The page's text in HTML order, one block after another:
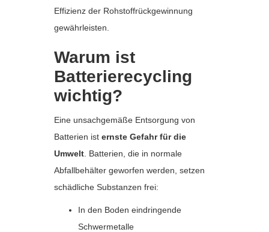
Effizienz der Rohstoffrückgewinnung
gewährleisten.
Warum ist
Batterierecycling
wichtig?
Eine unsachgemäße Entsorgung von
Batterien ist ernste Gefahr für die
Umwelt. Batterien, die in normale
Abfallbehälter geworfen werden, setzen
schädliche Substanzen frei:
In den Boden eindringende
Schwermetalle